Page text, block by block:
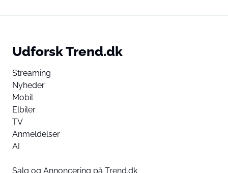
Udforsk Trend.dk
Streaming
Nyheder
Mobil
Elbiler
TV
Anmeldelser
AI
Salg og Annoncering på Trend.dk